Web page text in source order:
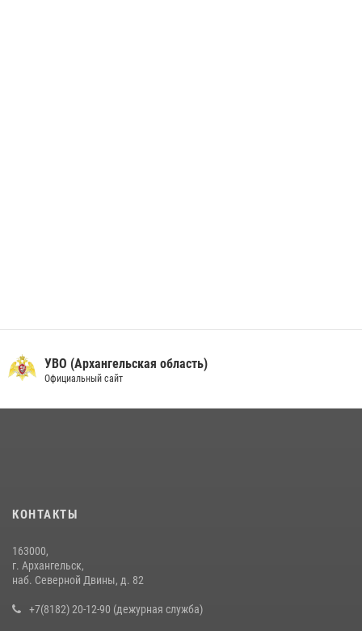
УВО (Архангельская область)
Официальный сайт
КОНТАКТЫ
163000,
г. Архангельск,
наб. Северной Двины, д. 82
+7(8182) 20-12-90 (дежурная служба)